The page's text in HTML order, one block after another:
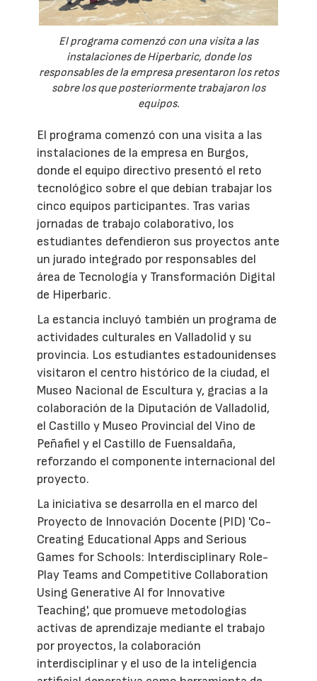
El programa comenzó con una visita a las
instalaciones de Hiperbaric, donde los
responsables de la empresa presentaron los retos
sobre los que posteriormente trabajaron los
equipos.
El programa comenzó con una visita a las
instalaciones de la empresa en Burgos,
donde el equipo directivo presentó el reto
tecnológico sobre el que debían trabajar los
cinco equipos participantes. Tras varias
jornadas de trabajo colaborativo, los
estudiantes defendieron sus proyectos ante
un jurado integrado por responsables del
área de Tecnología y Transformación Digital
de Hiperbaric.
La estancia incluyó también un programa de
actividades culturales en Valladolid y su
provincia. Los estudiantes estadounidenses
visitaron el centro histórico de la ciudad, el
Museo Nacional de Escultura y, gracias a la
colaboración de la Diputación de Valladolid,
el Castillo y Museo Provincial del Vino de
Peñafiel y el Castillo de Fuensaldaña,
reforzando el componente internacional del
proyecto.
La iniciativa se desarrolla en el marco del
Proyecto de Innovación Docente (PID) 'Co-
Creating Educational Apps and Serious
Games for Schools: Interdisciplinary Role-
Play Teams and Competitive Collaboration
Using Generative AI for Innovative
Teaching', que promueve metodologías
activas de aprendizaje mediante el trabajo
por proyectos, la colaboración
interdisciplinar y el uso de la inteligencia